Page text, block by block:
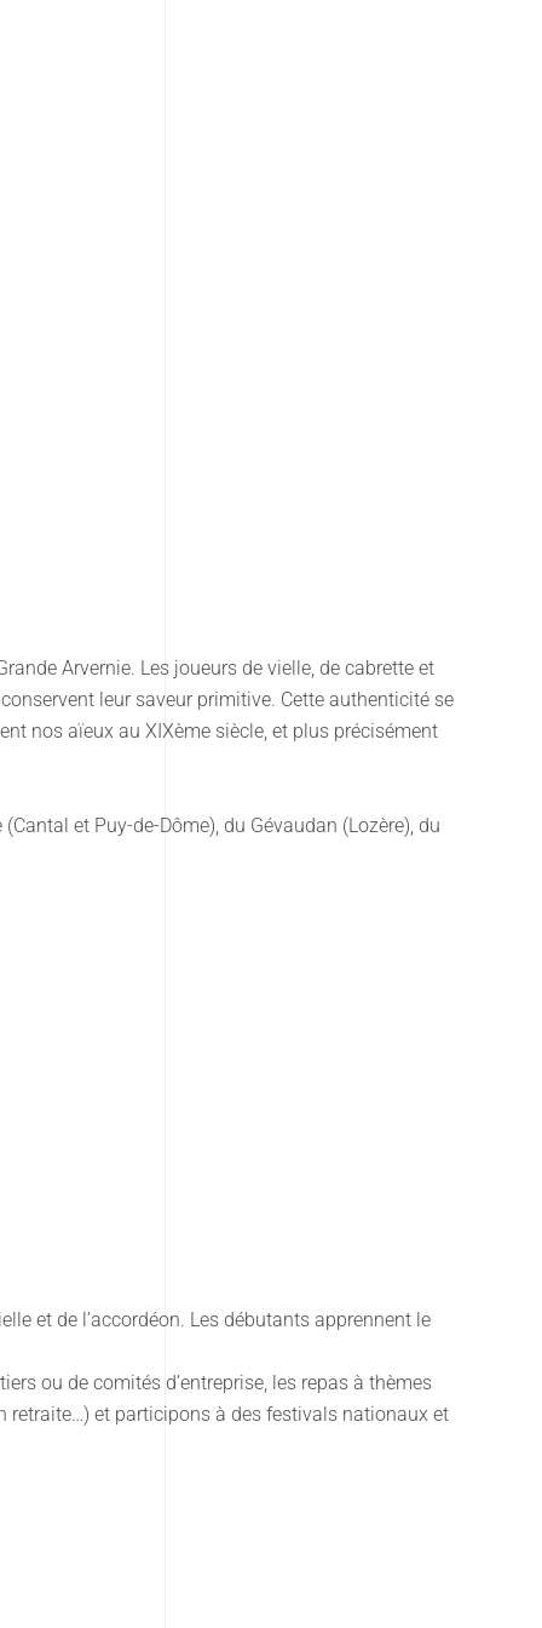
Arvernie. Les joueurs de vielle, de cabrette et
leur saveur primitive. Cette authenticité se
nos aïeux au XIXème siècle, et plus précisément
et Puy-de-Dôme), du Gévaudan (Lozère), du
et de l’accordéon. Les débutants apprennent le
ou de comités d’entreprise, les repas à thèmes
retraite…) et participons à des festivals nationaux et